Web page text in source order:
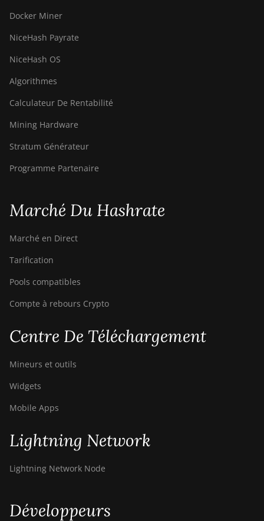
Docker Miner
NiceHash Payrate
NiceHash OS
Algorithmes
Calculateur De Rentabilité
Mining Hardware
Stratum Générateur
Programme Partenaire
Marché Du Hashrate
Marché en Direct
Tarification
Pools compatibles
Compte à rebours Crypto
Centre De Téléchargement
Mineurs et outils
Widgets
Mobile Apps
Lightning Network
Lightning Network Node
Développeurs